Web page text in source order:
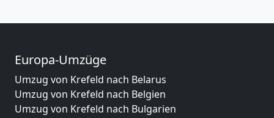
Europa-Umzüge
Umzug von Krefeld nach Belarus
Umzug von Krefeld nach Belgien
Umzug von Krefeld nach Bulgarien